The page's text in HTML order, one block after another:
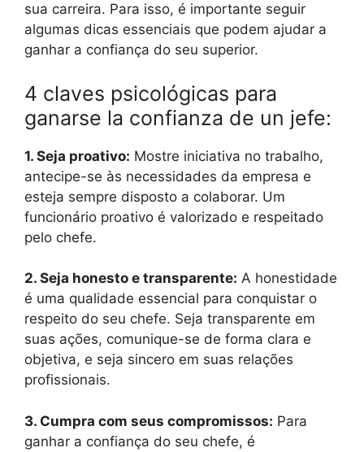
sua carreira. Para isso, é importante seguir
algumas dicas essenciais que podem ajudar a
ganhar a confiança do seu superior.
4 claves psicológicas para
ganarse la confianza de un jefe:
1. Seja proativo: Mostre iniciativa no trabalho,
antecipe-se às necessidades da empresa e
esteja sempre disposto a colaborar. Um
funcionário proativo é valorizado e respeitado
pelo chefe.
2. Seja honesto e transparente: A honestidade
é uma qualidade essencial para conquistar o
respeito do seu chefe. Seja transparente em
suas ações, comunique-se de forma clara e
objetiva, e seja sincero em suas relações
profissionais.
3. Cumpra com seus compromissos: Para
ganhar a confiança do seu chefe, é